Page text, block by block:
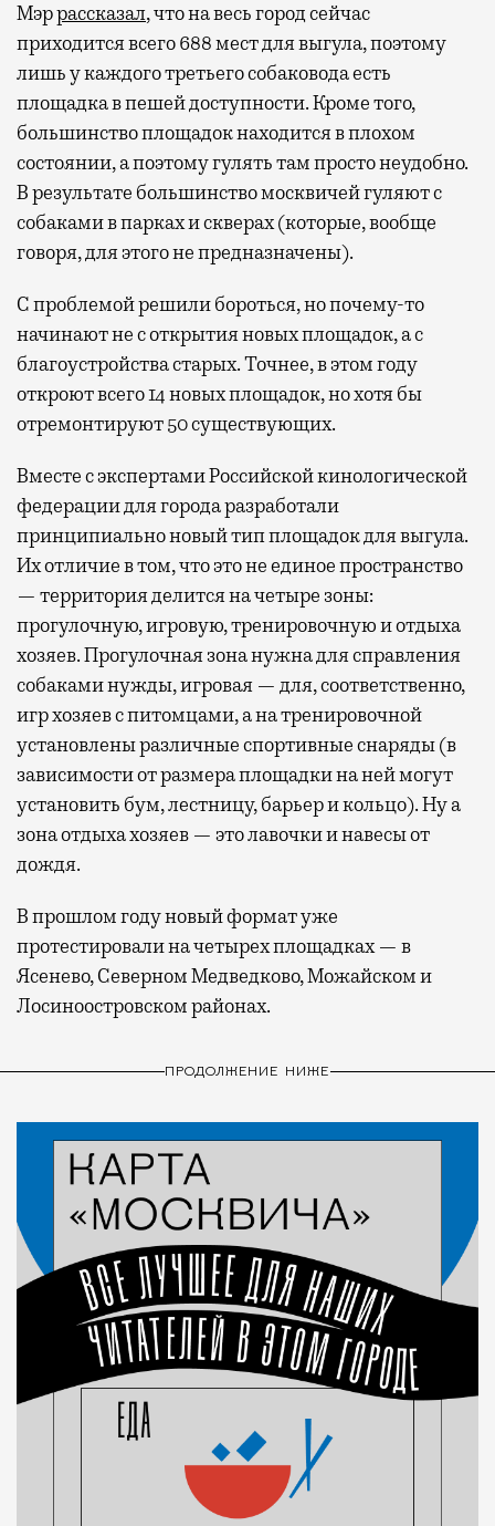
Мэррассказал, что на весь город сейчас
приходится всего 688 мест для выгула, поэтому
лишь у каждого третьего собаковода есть
площадка в пешей доступности. Кроме того,
большинство площадок находится в плохом
состоянии, а поэтому гулять там просто неудобно.
В результате большинство москвичей гуляют с
собаками в парках и скверах (которые, вообще
говоря, для этого не предназначены).
С проблемой решили бороться, но почему-то
начинают не с открытия новых площадок, а с
благоустройства старых. Точнее, в этом году
откроют всего 14 новых площадок, но хотя бы
отремонтируют 50 существующих.
Вместе с экспертами Российской кинологической
федерации для города разработали
принципиально новый тип площадок для выгула.
Их отличие в том, что это не единое пространство
— территория делится на четыре зоны:
прогулочную, игровую, тренировочную и отдыха
хозяев. Прогулочная зона нужна для справления
собаками нужды, игровая — для, соответственно,
игр хозяев с питомцами, а на тренировочной
установлены различные спортивные снаряды (в
зависимости от размера площадки на ней могут
установить бум, лестницу, барьер и кольцо). Ну а
зона отдыха хозяев — это лавочки и навесы от
дождя.
В прошлом году новый формат уже
протестировали на четырех площадках — в
Ясенево, Северном Медведково, Можайском и
Лосиноостровском районах.
ПРОДОЛЖЕНИЕ НИЖЕ